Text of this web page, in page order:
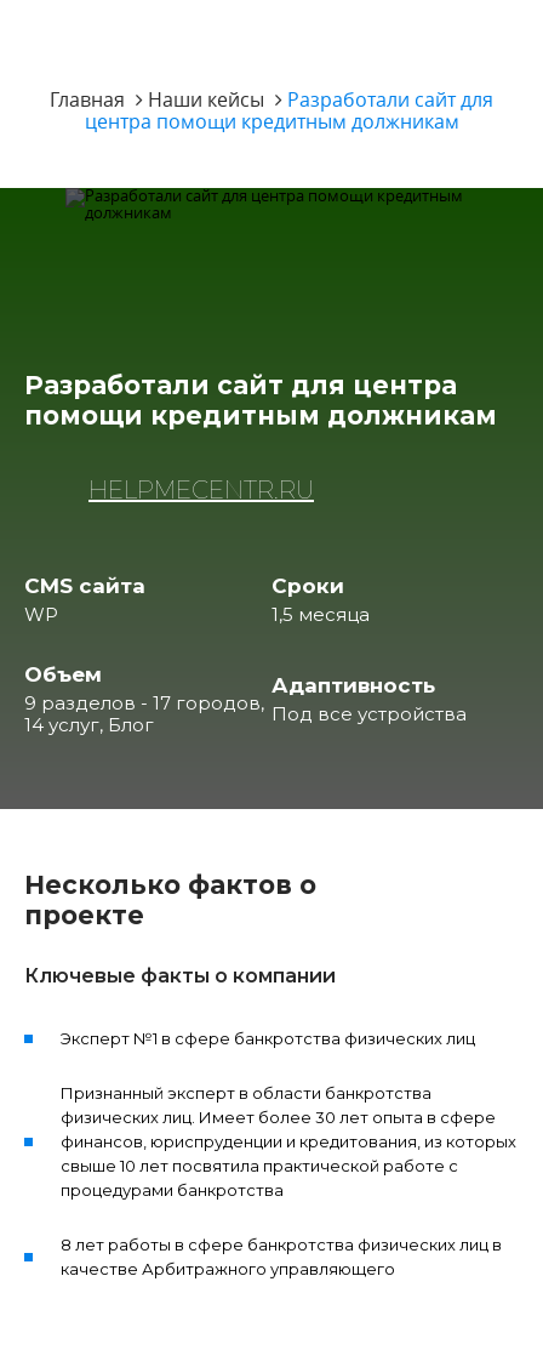
Главная Наши кейсы
Разработали сайт для
центра помощи кредитным должникам
Разработали сайт для центра
помощи кредитным должникам
HELPMECENTR.RU
CMS сайта
WP
Сроки
1,5 месяца
Объем
9 разделов - 17 городов,
14 услуг, Блог
Адаптивность
Под все устройства
Несколько фактов о
проекте
Ключевые факты о компании
Эксперт №1 в сфере банкротства физических лиц
Признанный эксперт в области банкротства
физических лиц. Имеет более 30 лет опыта в сфере
финансов, юриспруденции и кредитования, из которых
свыше 10 лет посвятила практической работе с
процедурами банкротства
8 лет работы в сфере банкротства физических лиц в
качестве Арбитражного управляющего